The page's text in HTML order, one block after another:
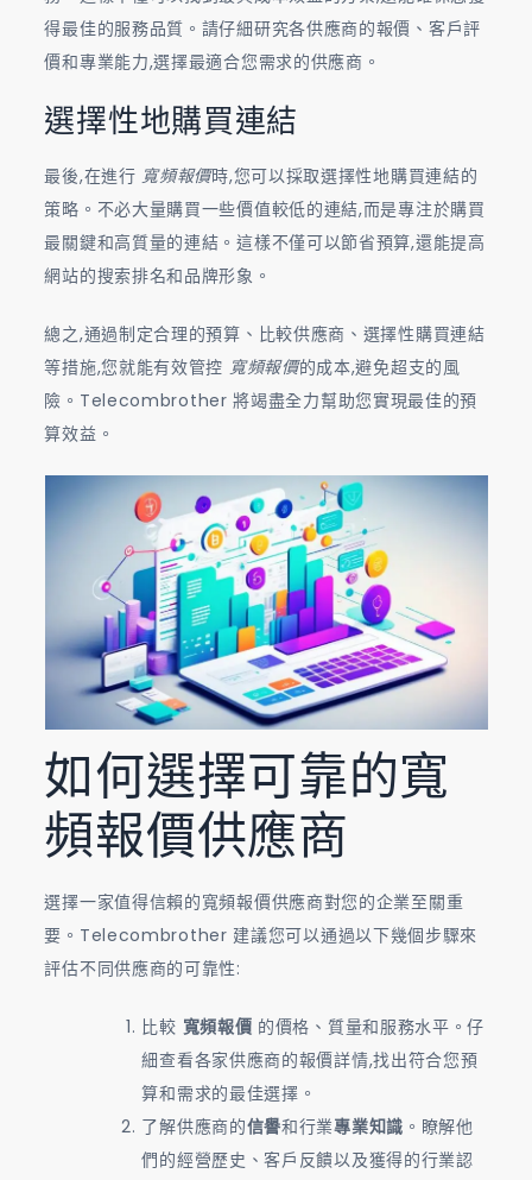
得最佳的服務品質。請仔細研究各供應商的報價、客戶評
價和專業能力,選擇最適合您需求的供應商。
選擇性地購買連結
最後,在進行寬頻報價時,您可以採取選擇性地購買連結的
策略。不必大量購買一些價值較低的連結,而是專注於購買
最關鍵和高質量的連結。這樣不僅可以節省預算,還能提高
網站的搜索排名和品牌形象。
總之,通過制定合理的預算、比較供應商、選擇性購買連結
等措施,您就能有效管控 寬頻報價的成本,避免超支的風
險。Telecombrother 將竭盡全力幫助您實現最佳的預
算效益。
如何選擇可靠的寬
頻報價供應商
選擇一家值得信賴的寬頻報價供應商對您的企業至關重
要。Telecombrother 建議您可以通過以下幾個步驟來
評估不同供應商的可靠性:
比較 寬頻報價 的價格、質量和服務水平。仔
細查看各家供應商的報價詳情,找出符合您預
算和需求的最佳選擇。
了解供應商的信譽和行業專業知識 。瞭解他
們的經營歷史、客戶反饋以及獲得的行業認